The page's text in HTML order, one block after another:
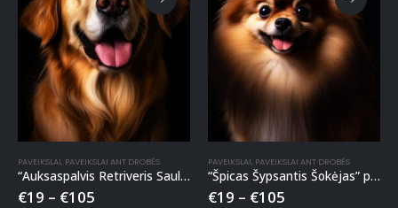
PAVEIKSLAI, PAVEIKSLAI ANT DROBĖS
“Auksaspalvis Retriveris Saulėta Meilė” paveikslas ant drobės
€19 – €105
PAVEIKSLAI, PAVEIKSLAI ANT DROBĖS
“Špicas Šypsantis Šokėjas” paveikslas ant drobės
€19 – €105